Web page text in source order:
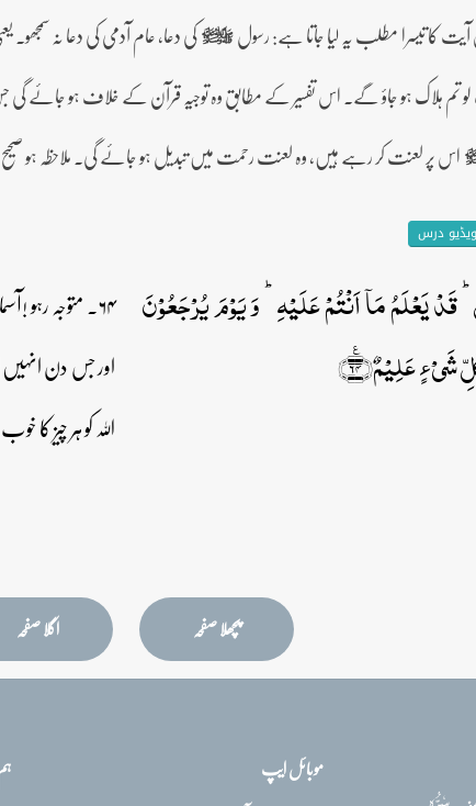
کا تیسرا مطلب یہ لیا جاتا ہے: رسولصلى‌الله‌عليه‌وآله‌وسلمکی دعا، عام آدمی کی دعا نہ سمجھو۔
تم ہلاک ہو جاؤ گے۔ اس تفسیر کے مطابق وہ توجیہ قرآن کے خلاف ہو جائے گی
اس پر لعنت کر رہے ہیں، وہ لعنت رحمت میں تبدیل ہو جائے گی۔ ملاحظہ ہو
ویڈیو درس
قَدۡ یَعۡلَمُ مَاۤ اَنۡتُمۡ عَلَیۡہِ ؕ وَ یَوۡمَ یُرۡجَعُوۡنَ
عَلِیۡمٌ﴿٪۶۴﴾
۶۴۔ متوجہ
اور جس دن
اللہ کو ہر چیز
پچھلا صفحہ اگلا صفحہ
موبائل ایپ